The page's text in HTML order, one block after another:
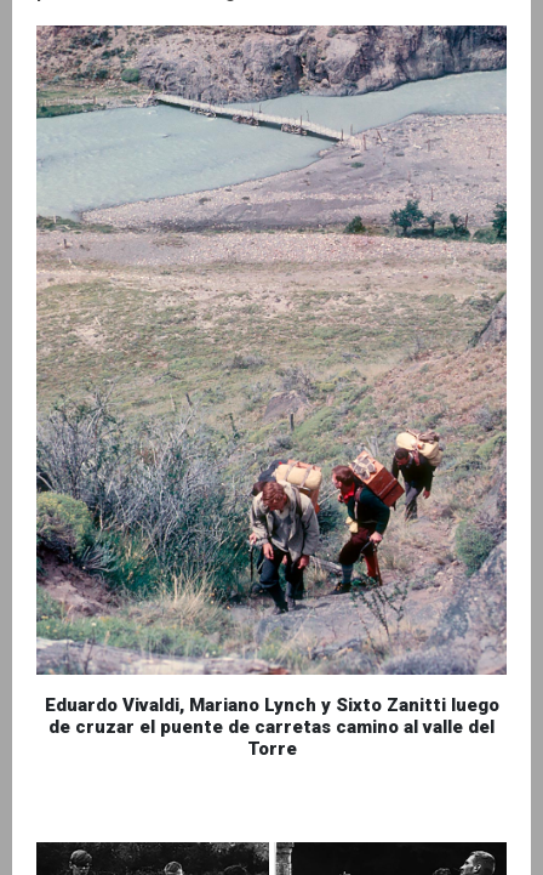
Eduardo Vivaldi, Mariano Lynch y Sixto Zanitti luego
de cruzar el puente de carretas camino al valle del
Torre